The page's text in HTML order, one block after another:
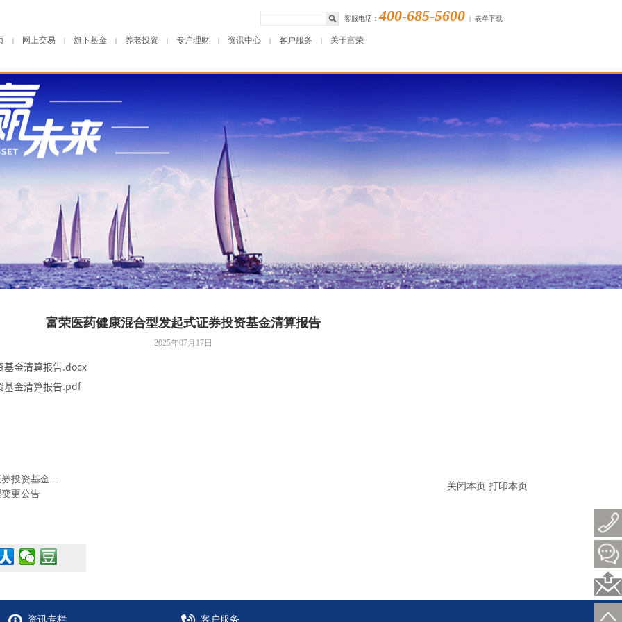
客服电话：400-685-5600 | 表单下载
| 网上交易 | 旗下基金 | 养老投资 | 专户理财 | 资讯中心 | 客户服务 | 关于富荣
富荣医药健康混合型发起式证券投资基金清算报告
2025年07月17日
基金清算报告.docx
基金清算报告.pdf
投资基金...
更公告
关闭本页 打印本页